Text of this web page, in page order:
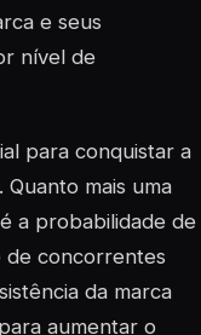
e seus
nível de
para conquistar a
mais uma
a probabilidade de
de concorrentes
da marca
aumentar o